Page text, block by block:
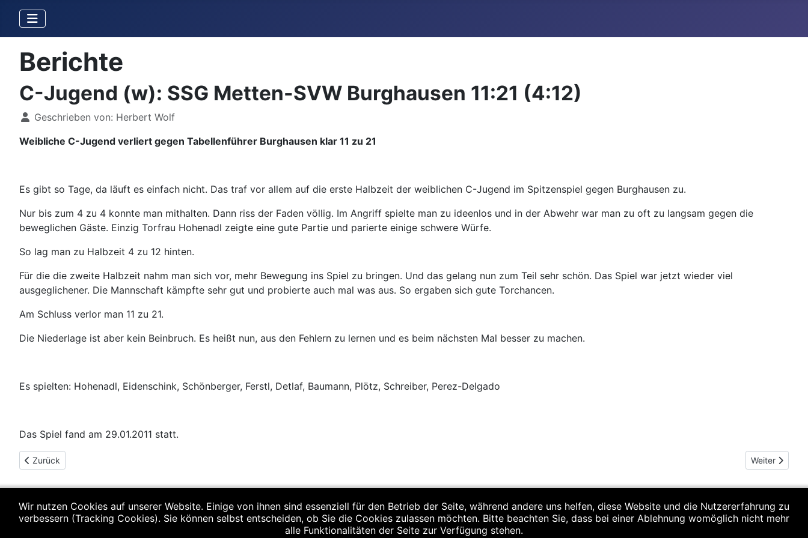
Berichte
C-Jugend (w): SSG Metten-SVW Burghausen 11:21 (4:12)
DetailsGeschrieben von: Herbert Wolf
Weibliche C-Jugend verliert gegen Tabellenführer Burghausen klar 11 zu 21
Es gibt so Tage, da läuft es einfach nicht. Das traf vor allem auf die erste Halbzeit der weiblichen C-Jugend im Spitzenspiel gegen Burghausen zu.
Nur bis zum 4 zu 4 konnte man mithalten. Dann riss der Faden völlig. Im Angriff spielte man zu ideenlos und in der Abwehr war man zu oft zu langsam gegen die
beweglichen Gäste. Einzig Torfrau Hohenadl zeigte eine gute Partie und parierte einige schwere Würfe.
So lag man zu Halbzeit 4 zu 12 hinten.
Für die die zweite Halbzeit nahm man sich vor, mehr Bewegung ins Spiel zu bringen. Und das gelang nun zum Teil sehr schön. Das Spiel war jetzt wieder viel
ausgeglichener. Die Mannschaft kämpfte sehr gut und probierte auch mal was aus. So ergaben sich gute Torchancen.
Am Schluss verlor man 11 zu 21.
Die Niederlage ist aber kein Beinbruch. Es heißt nun, aus den Fehlern zu lernen und es beim nächsten Mal besser zu machen.
Es spielten: Hohenadl, Eidenschink, Schönberger, Ferstl, Detlaf, Baumann, Plötz, Schreiber, Perez-Delgado
Das Spiel fand am 29.01.2011 statt.
Vorheriger Beitrag: C-Jugend (w): SSG Metten-ETSV 09 Landshut 31:13 (15:3)
Zurück Nächster
Weiter
Wir nutzen Cookies auf unserer Website. Einige von ihnen sind essenziell für den Betrieb der Seite, während andere uns helfen, diese Website und die Nutzererfahrung zu
verbessern (Tracking Cookies). Sie können selbst entscheiden, ob Sie die Cookies zulassen möchten. Bitte beachten Sie, dass bei einer Ablehnung womöglich nicht mehr
alle Funktionalitäten der Seite zur Verfügung stehen.